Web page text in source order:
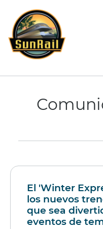
contenido
El 'Winter
los nuevos
que sea
eventos de